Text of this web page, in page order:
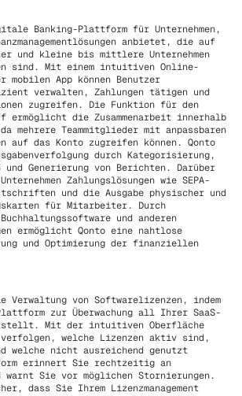
Banking-Plattform für Unternehmen,
anbietet, die auf
und kleine bis mittlere Unternehmen
sind. Mit einem intuitiven Online-
mobilen App können Benutzer
verwalten, Zahlungen tätigen und
zugreifen. Die Funktion für den
ermöglicht die Zusammenarbeit innerhalb
mehrere Teammitglieder mit anpassbaren
auf das Konto zugreifen können. Qonto
durch Kategorisierung,
und Generierung von Berichten. Darüber
Zahlungslösungen wie SEPA-
und die Ausgabe physischer und
für Mitarbeiter. Durch
und anderen
ermöglicht Qonto eine nahtlose
und Optimierung der finanziellen
Verwaltung von Softwarelizenzen, indem
zur Überwachung all Ihrer SaaS-
Mit der intuitiven Oberfläche
welche Lizenzen aktiv sind,
welche nicht ausreichend genutzt
erinnert Sie rechtzeitig an
warnt Sie vor möglichen Stornierungen.
dass Sie Ihrem Lizenzmanagement